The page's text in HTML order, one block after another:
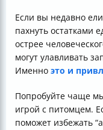
Если вы недавно
пахнуть остатками
острее
могут улавливать
Именно это и
Попробуйте чаще
игрой с питомцем.
поможет избежать